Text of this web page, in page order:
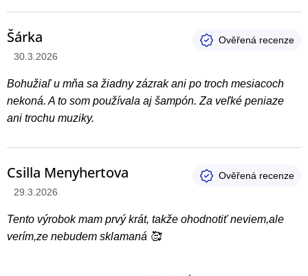
Šárka
Hodnotenie produktu je 1 z 5 hviezdičiek.
30.3.2026
Bohužiaľ u mňa sa žiadny zázrak ani po troch mesiacoch
nekoná. A to som používala aj šampón. Za veľké peniaze
ani trochu muziky.
Csilla Menyhertova
Hodnotenie produktu je 5 z 5 hviezdičiek.
29.3.2026
Tento výrobok mam prvý krát, takže ohodnotiť neviem,ale
verím,ze nebudem sklamaná 🥰